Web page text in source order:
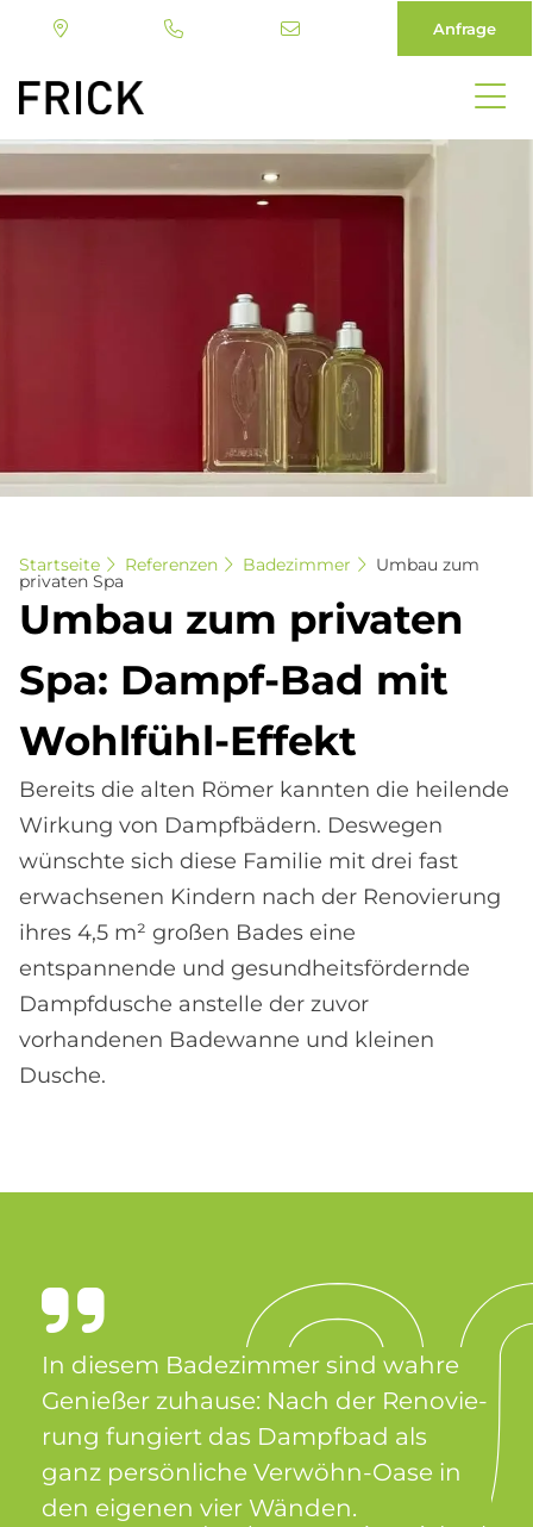
Direkt
Anfrage
Startseite Referenzen Badezimmer Umbau zum
privaten Spa
Um­bau zum pri­va­ten
Spa: Dampf-Bad mit
Wohl­fühl-Ef­fe­kt
Bereits die alten Römer kannten die heilende
Wirkung von Dampfbädern. Deswegen
wünschte sich diese Familie mit drei fast
erwachsenen Kindern nach der Renovierung
ihres 4,5 m² großen Bades eine
entspannende und gesundheitsfördernde
Dampfdusche anstelle der zuvor
vorhandenen Badewanne und kleinen
Dusche.
In die­sem Ba­de­zim­mer sind wah­re
Ge­nie­ßer zu­hau­se: Nach der Re­no­vie­
rung fun­giert das Dampf­bad als
ganz per­sön­li­che Ver­wöhn-Oase in
den ei­ge­nen vier Wän­den.